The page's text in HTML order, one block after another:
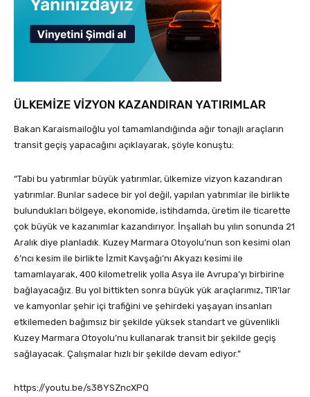
ÜLKEMİZE VİZYON KAZANDIRAN YATIRIMLAR
Bakan Karaismailoğlu yol tamamlandığında ağır tonajlı araçların
transit geçiş yapacağını açıklayarak, şöyle konuştu:
“Tabi bu yatırımlar büyük yatırımlar, ülkemize vizyon kazandıran
yatırımlar. Bunlar sadece bir yol değil, yapılan yatırımlar ile birlikte
bulundukları bölgeye, ekonomide, istihdamda, üretim ile ticarette
çok büyük ve kazanımlar kazandırıyor. İnşallah bu yılın sonunda 21
Aralık diye planladık. Kuzey Marmara Otoyolu’nun son kesimi olan
6’ncı kesim ile birlikte İzmit Kavşağı’nı Akyazı kesimi ile
tamamlayarak, 400 kilometrelik yolla Asya ile Avrupa’yı birbirine
bağlayacağız. Bu yol bittikten sonra büyük yük araçlarımız, TIR’lar
ve kamyonlar şehir içi trafiğini ve şehirdeki yaşayan insanları
etkilemeden bağımsız bir şekilde yüksek standart ve güvenlikli
Kuzey Marmara Otoyolu’nu kullanarak transit bir şekilde geçiş
sağlayacak. Çalışmalar hızlı bir şekilde devam ediyor.”
https://youtu.be/s38YSZncXPQ